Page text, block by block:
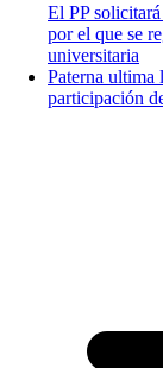
El PP
por el que se
universitaria
Paterna ultima
participación